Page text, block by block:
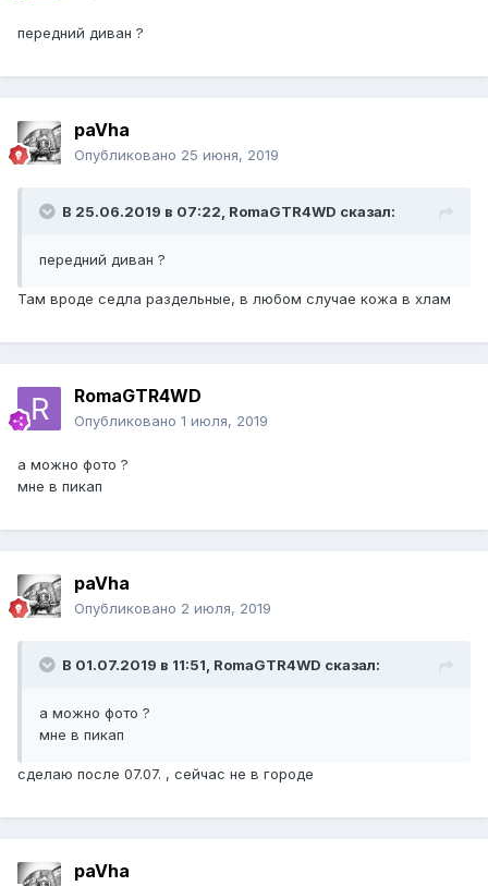
передний диван ?
paVha
Опубликовано 25 июня, 2019
В 25.06.2019 в 07:22, RomaGTR4WD сказал:
передний диван ?
Там вроде седла раздельные, в любом случае кожа в хлам
RomaGTR4WD
Опубликовано 1 июля, 2019
а можно фото ?
мне в пикап
paVha
Опубликовано 2 июля, 2019
В 01.07.2019 в 11:51, RomaGTR4WD сказал:
а можно фото ?
мне в пикап
сделаю после 07.07. , сейчас не в городе
paVha